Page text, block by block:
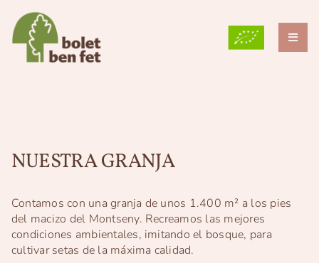
content
NUESTRAS VARIEDADES
GRUP TEB
CONTACTO
NUESTRA GRANJA
Contamos con una granja de unos 1.400 m² a los pies
del macizo del Montseny. Recreamos las mejores
condiciones ambientales, imitando el bosque, para
cultivar setas de la máxima calidad.